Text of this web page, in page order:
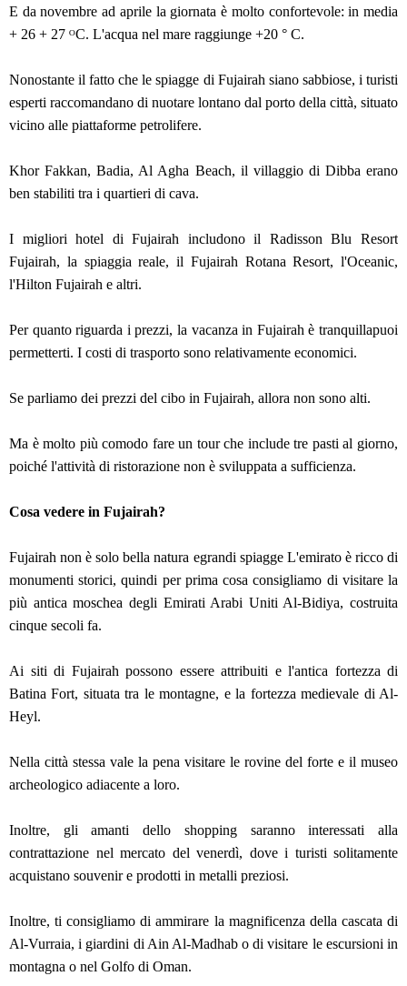
E da novembre ad aprile la giornata è molto confortevole: in media
+ 26 + 27 ᴼС. L'acqua nel mare raggiunge +20 ° C.
Nonostante il fatto che le spiagge di Fujairah siano sabbiose, i turisti
esperti raccomandano di nuotare lontano dal porto della città, situato
vicino alle piattaforme petrolifere.
Khor Fakkan, Badia, Al Agha Beach, il villaggio di Dibba erano
ben stabiliti tra i quartieri di cava.
I migliori hotel di Fujairah includono il Radisson Blu Resort
Fujairah, la spiaggia reale, il Fujairah Rotana Resort, l'Oceanic,
l'Hilton Fujairah e altri.
Per quanto riguarda i prezzi, la vacanza in Fujairah è tranquillapuoi
permetterti. I costi di trasporto sono relativamente economici.
Se parliamo dei prezzi del cibo in Fujairah, allora non sono alti.
Ma è molto più comodo fare un tour che include tre pasti al giorno,
poiché l'attività di ristorazione non è sviluppata a sufficienza.
Cosa vedere in Fujairah?
Fujairah non è solo bella natura egrandi spiagge L'emirato è ricco di
monumenti storici, quindi per prima cosa consigliamo di visitare la
più antica moschea degli Emirati Arabi Uniti Al-Bidiya, costruita
cinque secoli fa.
Ai siti di Fujairah possono essere attribuiti e l'antica fortezza di
Batina Fort, situata tra le montagne, e la fortezza medievale di Al-
Heyl.
Nella città stessa vale la pena visitare le rovine del forte e il museo
archeologico adiacente a loro.
Inoltre, gli amanti dello shopping saranno interessati alla
contrattazione nel mercato del venerdì, dove i turisti solitamente
acquistano souvenir e prodotti in metalli preziosi.
Inoltre, ti consigliamo di ammirare la magnificenza della cascata di
Al-Vurraia, i giardini di Ain Al-Madhab o di visitare le escursioni in
montagna o nel Golfo di Oman.